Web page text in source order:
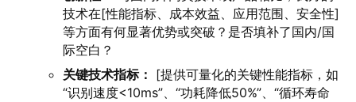
技术在[性能指标、成本效益、应用范围、安全性]
等方面有何显著优势或突破？是否填补了国内/国
际空白？
关键技术指标： [提供可量化的关键性能指标，如
“识别速度<10ms”、“功耗降低50%”、“循环寿命